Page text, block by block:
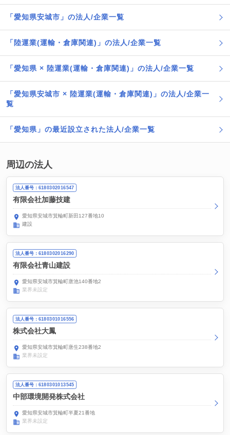
「愛知県安城市」の法人/企業一覧
「陸運業(運輸・倉庫関連)」の法人/企業一覧
「愛知県 × 陸運業(運輸・倉庫関連)」の法人/企業一覧
「愛知県安城市 × 陸運業(運輸・倉庫関連)」の法人/企業一
覧
「愛知県」の最近設立された法人/企業一覧
周辺の法人
法人番号：6180302016547
有限会社加藤技建
愛知県安城市箕輪町新田127番地10
建設
法人番号：6180302016290
有限会社青山建設
愛知県安城市箕輪町唐池140番地2
業界未設定
法人番号：6180301016556
株式会社大鳳
愛知県安城市箕輪町唐生238番地2
業界未設定
法人番号：6180301013545
中部環境開発株式会社
愛知県安城市箕輪町半夏21番地
業界未設定